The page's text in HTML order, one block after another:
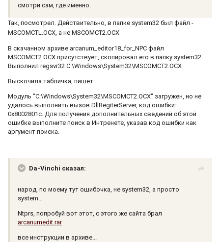
смотри сам, где именно.
Так, посмотрел. Действительно, в папке system32 был файл -
MSCOMCTL.OCX, а не MSCOMCT2.OCX
В скачанном архиве arcanum_editor18_for_NPC файл
MSCOMCT2.OCX присутствует, скопировал его в папку system32.
Выполнил regsvr32 C:\Windows\System32\MSCOMCT2.OCX
Выскочила табличка, пишет:
Модуль "C:\Windows\System32\MSCOMCT2.OCX" загружен, но не
удалось выполнить вызов DllRegiterServer, код ошибки:
0x8002801c. Для получения дополнительных сведений об этой
ошибке выполните поиск в Интренете, указав код ошибки как
аргумент поиска.
Da-Vinchi сказал:
народ, по моему тут ошибочка, не system32, а просто
system...
Ntprs, попробуй вот этот, с этого же сайта брал
arcanumedit.rar
все инструкции в архиве...